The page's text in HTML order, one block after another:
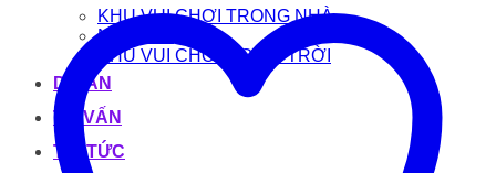
KHU VUI CHƠI TRONG NHÀ
NHÀ HƠI
KHU VUI CHƠI NGOÀI TRỜI
DỰ ÁN
TƯ VẤN
TIN TỨC